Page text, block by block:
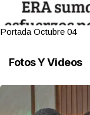
Portada Octubre 04
Fotos Y Videos